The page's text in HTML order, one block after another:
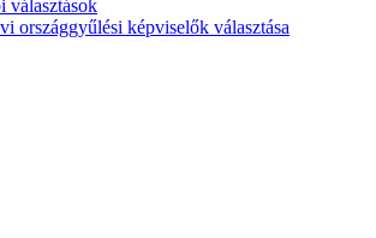
választások
országgyűlési képviselők választása